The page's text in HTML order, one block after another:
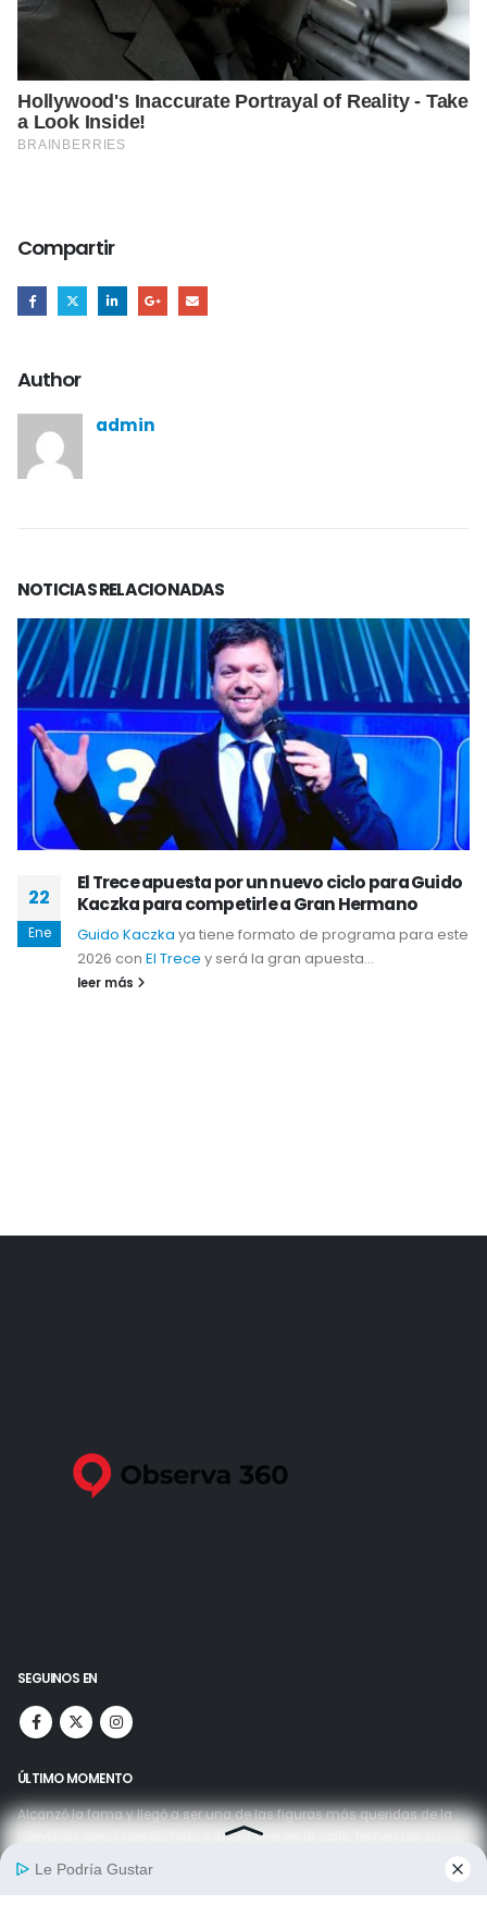
Compartir
Author
admin
NOTICIASRELACIONADAS
22
Ene
El Trece apuesta por un nuevo ciclo para Guido
Kaczka para competirle a Gran Hermano
Guido Kaczka ya tiene formato de programa para este
2026 con El Trece y será la gran apuesta...
leer más
SEGUINOS EN
ÚLTIMO MOMENTO
Alcanzó la fama y llegó a ser una de las figuras más queridas de la
televisión, pero lo perdió todo y ahora vive en la calle: temen por su
salud
06/08/2026